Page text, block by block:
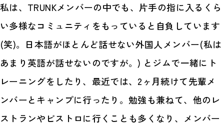
私は、TRUNKメンバーの中でも、片手の指に入るくら
い多様なコミュニティをもっていると自負しています
(笑)。日本語がほとんど話せない外国人メンバー(私は
あまり英語が話せないのですが。) とジムで一緒にト
レーニングをしたり、最近では、2ヶ月続けて先輩メ
ンバーとキャンプに行ったり。勉強も兼ねて、他のレ
ストランやビストロに行くことも多くなり、メンバー